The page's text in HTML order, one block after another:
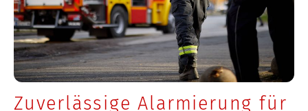
Zuverlässige Alarmierung für